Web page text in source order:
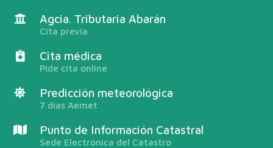
Agcia. Tributaria Abarán
Cita previa
Cita médica
Pide cita online
Predicción meteorológica
7 días Aemet
Punto de Información Catastral
Sede Electrónica del Catastro